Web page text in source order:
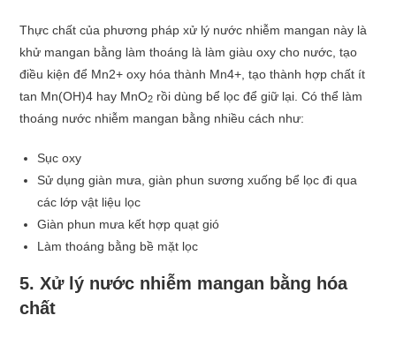
Thực chất của phương pháp xử lý nước nhiễm mangan này là
khử mangan bằng làm thoáng là làm giàu oxy cho nước, tạo
điều kiện để Mn2+ oxy hóa thành Mn4+, tạo thành hợp chất ít
tan Mn(OH)4 hay MnO2 rồi dùng bể lọc để giữ lại. Có thể làm
thoáng nước nhiễm mangan bằng nhiều cách như:
Sục oxy
Sử dụng giàn mưa, giàn phun sương xuống bể lọc đi qua
các lớp vật liệu lọc
Giàn phun mưa kết hợp quạt gió
Làm thoáng bằng bề mặt lọc
5. Xử lý nước nhiễm mangan bằng hóa
chất